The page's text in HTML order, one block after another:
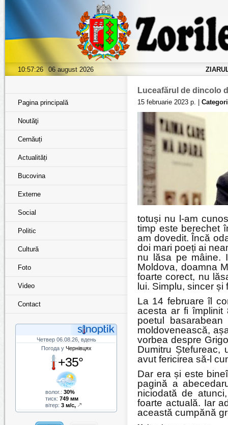
10:57:28 06 august 2026
Pagina principală
Noutăţi
Cernăuți
Actualități
Bucovina
Externe
Social
Politic
Cultură
Foto
Video
Contact
Четвер 06.08.26, вдень
Погода у Чернівцях
+35°
волог.: 30%
тиск: 749 мм
вітер: 3 м/с,
Luceafărul de dincolo
15 februarie 2023 р. |
totuși nu l-am
timp este berechet
am dovedit. Încă
doi mari poeți ai
nu lăsa pe mâine.
Moldova, doamna
foarte corect, nu
lui. Simplu, sincer
La 14 februare îl
acesta ar fi
poetul
moldovenească,
vorbea despre
Dumitru
avut fericirea să-l
Dar era și este
pagină a
niciodată de
foarte actuală. Iar
această cumpănă